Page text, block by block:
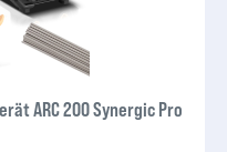
ARC 200 Synergic Pro